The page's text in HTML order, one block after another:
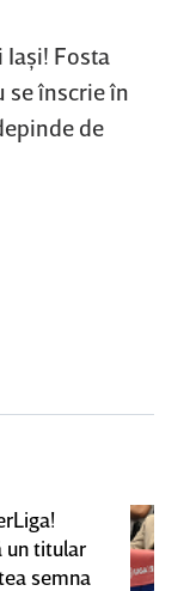
Iaşi! Fosta
se înscrie în
de
un titular
semna